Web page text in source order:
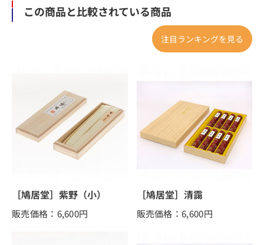
この商品と比較されている商品
注目ランキングを見る
［鳩居堂］紫野（小）
販売価格：6,600円
［鳩居堂］清靄
販売価格：6,600円